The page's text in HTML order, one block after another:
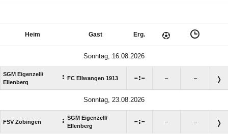
Heim Gast Erg.
Sonntag, 16.08.2026
SGM Eigenzell/​
Ellenberg
: FC Ellwangen 1913 : – –
Sonntag, 23.08.2026
FSV Zöbingen : SGM Eigenzell/​
Ellenberg
: – –